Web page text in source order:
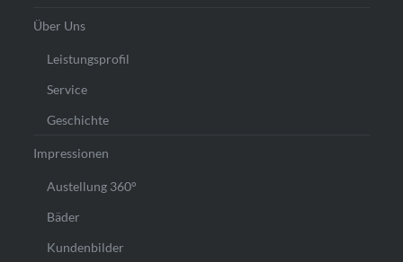
Über Uns
Leistungsprofil
Service
Geschichte
Impressionen
Austellung 360°
Bäder
Kundenbilder